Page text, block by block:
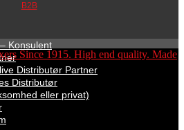
B2B
Konsulent
Distributør Partner
Distributør
eller privat)